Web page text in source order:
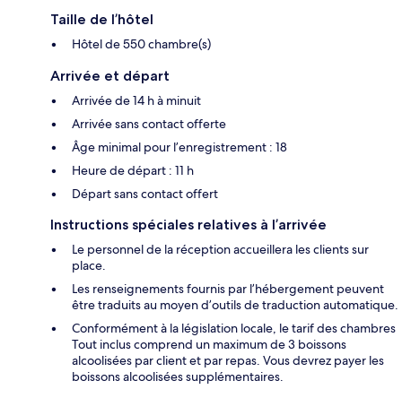
Taille de l’hôtel
Hôtel de 550 chambre(s)
Arrivée et départ
Arrivée de 14 h à minuit
Arrivée sans contact offerte
Âge minimal pour l’enregistrement : 18
Heure de départ : 11 h
Départ sans contact offert
Instructions spéciales relatives à l’arrivée
Le personnel de la réception accueillera les clients sur
place.
Les renseignements fournis par l’hébergement peuvent
être traduits au moyen d’outils de traduction automatique.
Conformément à la législation locale, le tarif des chambres
Tout inclus comprend un maximum de 3 boissons
alcoolisées par client et par repas. Vous devrez payer les
boissons alcoolisées supplémentaires.